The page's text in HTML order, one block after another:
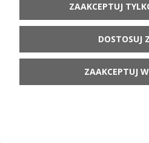
Miseczka Ceramika
ZAAKCEPTUJ
DOSTOSUJ
ZAAKCEPTUJ